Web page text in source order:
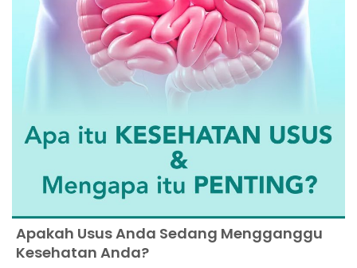
Apakah Usus Anda Sedang Mengganggu
Kesehatan Anda?